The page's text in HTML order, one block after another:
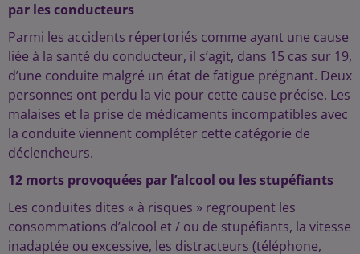
par les conducteurs
Parmi les accidents répertoriés comme ayant une cause
liée à la santé du conducteur, il s’agit, dans 15 cas sur 19,
d’une conduite malgré un état de fatigue prégnant. Deux
personnes ont perdu la vie pour cette cause précise. Les
malaises et la prise de médicaments incompatibles avec
la conduite viennent compléter cette catégorie de
déclencheurs.
12 morts provoquées par l’alcool ou les stupéfiants
Les conduites dites « à risques » regroupent les
consommations d’alcool et / ou de stupéfiants, la vitesse
inadaptée ou excessive, les distracteurs (téléphone,